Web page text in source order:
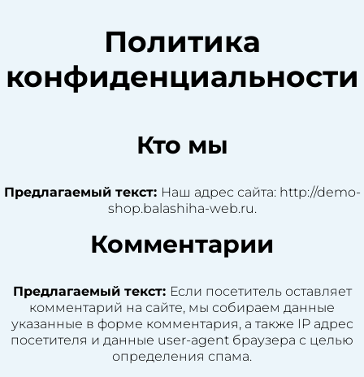
Политика
конфиденциальности
Кто мы
Предлагаемый текст: Наш адрес сайта: http://demo-
shop.balashiha-web.ru.
Комментарии
Предлагаемый текст: Если посетитель оставляет
комментарий на сайте, мы собираем данные
указанные в форме комментария, а также IP адрес
посетителя и данные user-agent браузера с целью
определения спама.